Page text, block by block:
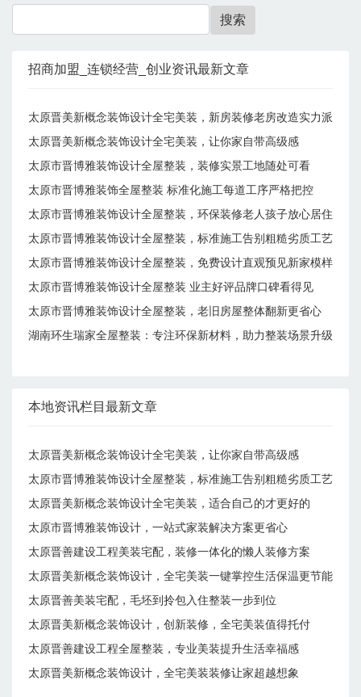
招商加盟_连锁经营_创业资讯最新文章
太原晋美新概念装饰设计全宅美装，新房装修老房改造实力派
太原晋美新概念装饰设计全宅美装，让你家自带高级感
太原市晋博雅装饰设计全屋整装，装修实景工地随处可看
太原市晋博雅装饰全屋整装 标准化施工每道工序严格把控
太原市晋博雅装饰设计全屋整装，环保装修老人孩子放心居住
太原市晋博雅装饰设计全屋整装，标准施工告别粗糙劣质工艺
太原市晋博雅装饰设计全屋整装，免费设计直观预见新家模样
太原市晋博雅装饰设计全屋整装 业主好评品牌口碑看得见
太原市晋博雅装饰设计全屋整装，老旧房屋整体翻新更省心
湖南环生瑞家全屋整装：专注环保新材料，助力整装场景升级
本地资讯栏目最新文章
太原晋美新概念装饰设计全宅美装，让你家自带高级感
太原市晋博雅装饰设计全屋整装，标准施工告别粗糙劣质工艺
太原晋美新概念装饰设计全宅美装，适合自己的才更好的
太原市晋博雅装饰设计，一站式家装解决方案更省心
太原晋善建设工程美装宅配，装修一体化的懒人装修方案
太原晋美新概念装饰设计，全宅美装一键掌控生活保温更节能
太原晋善美装宅配，毛坯到拎包入住整装一步到位
太原晋美新概念装饰设计，创新装修，全宅美装值得托付
太原晋善建设工程全屋整装，专业美装提升生活幸福感
太原晋美新概念装饰设计，全宅美装装修让家超越想象